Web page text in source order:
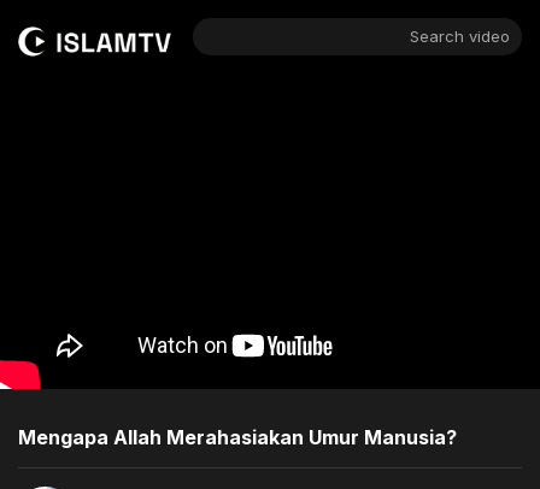
Search video
Mengapa Allah Merahasiakan Umur Manusia?